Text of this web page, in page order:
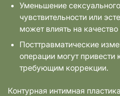
Уменьшение
чувствительности или
может влиять на
Посттравматические
операции могут
требующим коррекции.
Контурная интимная